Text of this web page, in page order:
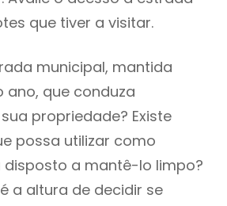
que tiver a visitar.
municipal, mantida
ano, que conduza
propriedade? Existe
possa utilizar como
disposto a mantê-lo limpo?
a altura de decidir se